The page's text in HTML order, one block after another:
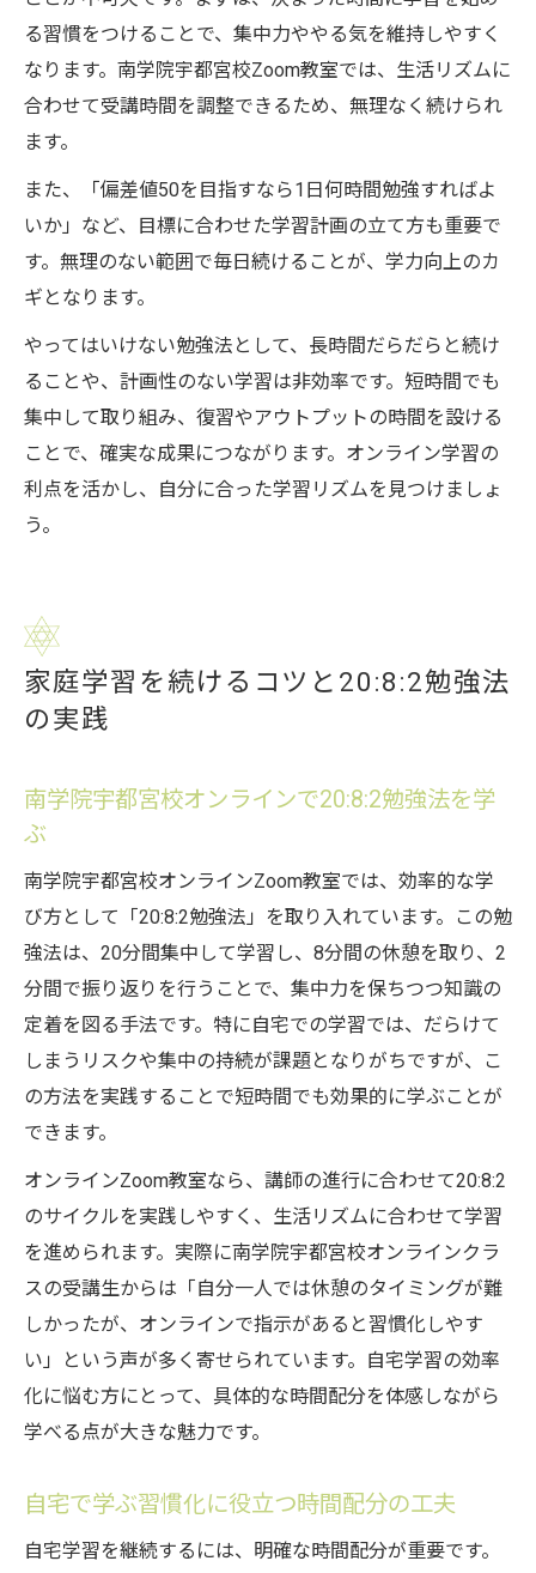
る習慣をつけることで、集中力ややる気を維持しやすく
なります。南学院宇都宮校Zoom教室では、生活リズムに
合わせて受講時間を調整できるため、無理なく続けられ
ます。
また、「偏差値50を目指すなら1日何時間勉強すればよ
いか」など、目標に合わせた学習計画の立て方も重要で
す。無理のない範囲で毎日続けることが、学力向上のカ
ギとなります。
やってはいけない勉強法として、長時間だらだらと続け
ることや、計画性のない学習は非効率です。短時間でも
集中して取り組み、復習やアウトプットの時間を設ける
ことで、確実な成果につながります。オンライン学習の
利点を活かし、自分に合った学習リズムを見つけましょ
う。
家庭学習を続けるコツと20:8:2勉強法
の実践
南学院宇都宮校オンラインで20:8:2勉強法を学
ぶ
南学院宇都宮校オンラインZoom教室では、効率的な学
び方として「20:8:2勉強法」を取り入れています。この勉
強法は、20分間集中して学習し、8分間の休憩を取り、2
分間で振り返りを行うことで、集中力を保ちつつ知識の
定着を図る手法です。特に自宅での学習では、だらけて
しまうリスクや集中の持続が課題となりがちですが、こ
の方法を実践することで短時間でも効果的に学ぶことが
できます。
オンラインZoom教室なら、講師の進行に合わせて20:8:2
のサイクルを実践しやすく、生活リズムに合わせて学習
を進められます。実際に南学院宇都宮校オンラインクラ
スの受講生からは「自分一人では休憩のタイミングが難
しかったが、オンラインで指示があると習慣化しやす
い」という声が多く寄せられています。自宅学習の効率
化に悩む方にとって、具体的な時間配分を体感しながら
学べる点が大きな魅力です。
自宅で学ぶ習慣化に役立つ時間配分の工夫
自宅学習を継続するには、明確な時間配分が重要です。